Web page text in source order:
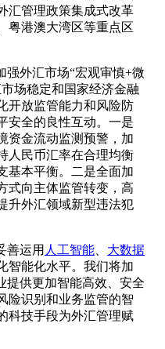
汇管理政策集成式改革
粤港澳大湾区等重点区
强外汇市场“宏观审慎+微
场稳定和国家经济金融
开放监管能力和风险防
安全的良性互动。一是
资金流动监测预警，加
人民币汇率在合理均衡
基本平衡。二是全面加
式向主体监管转变，高
升外汇领域新型违法犯
善运用 人工智能
大数据
智能化水平。我们将加
提供更加智能高效、安全
险识别和业务监管的智
科技手段为外汇管理赋